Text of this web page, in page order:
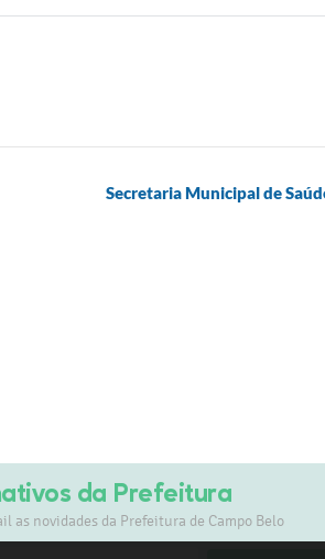
Secretaria Municipal de
da Prefeitura
as novidades da Prefeitura de Campo Belo